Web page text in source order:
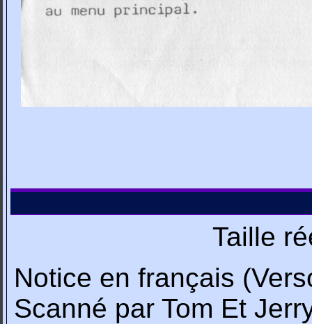
Taille
Notice en français
Scanné par Tom Et